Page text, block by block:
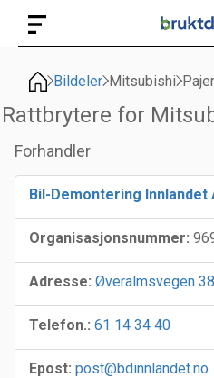
Bildeler Mitsubishi
Rattbrytere for
Forhandler
Bil-Demontering Innlandet
Organisasjonsnummer:
Adresse: Øveralmsvegen 38
Telefon.: 61 14 34 40
Epost: post@bdinnlandet.no